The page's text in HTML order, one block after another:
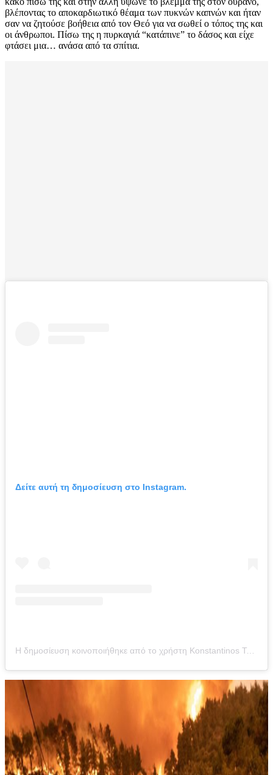
βλέποντας το αποκαρδιωτικό θέαμα των πυκνών καπνών και ήταν
σαν να ζητούσε βοήθεια από τον Θεό για να σωθεί ο τόπος της και
οι άνθρωποι. Πίσω της η πυρκαγιά “κατάπινε” το δάσος και είχε
φτάσει μια… ανάσα από τα σπίτια.
Δείτε αυτή τη δημοσίευση στο Instagram.
Η δημοσίευση κοινοποιήθηκε από το χρήστη Konstantinos Tsakalidis (@tsakalidis_k)